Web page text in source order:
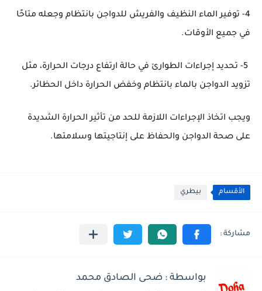
4- توفير الماء النظيف والفريش للدواجن بانتظام وجعله متاحًا
في جميع الأوقات.
5- تحديد إجراءات الطوارئ في حالة ارتفاع درجات الحرارة، مثل
تزويد الدواجن بالماء بانتظام وخفض الحرارة داخل الحظائر.
ويجب اتخاذ الإجراءات اللازمة للحد من تأثير الحرارة الشديدة
على صحة الدواجن والحفاظ على إنتاجيتها وسلامتها.
الأقسام بيطري
بواسطة : ضحى الصادق محمد